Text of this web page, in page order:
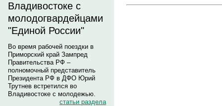
Владивостоке с
молодогвардейцами
"Единой России"
Во время рабочей поездки в
Приморский край Зампред
Правительства РФ –
полномочный представитель
Президента РФ в ДФО Юрий
Трутнев встретился во
Владивостоке с молодежью.
статьи раздела